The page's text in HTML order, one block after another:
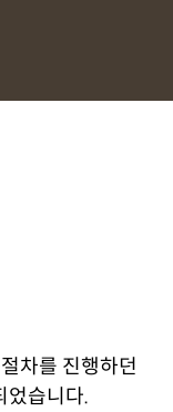
차를 진행하던
었습니다.